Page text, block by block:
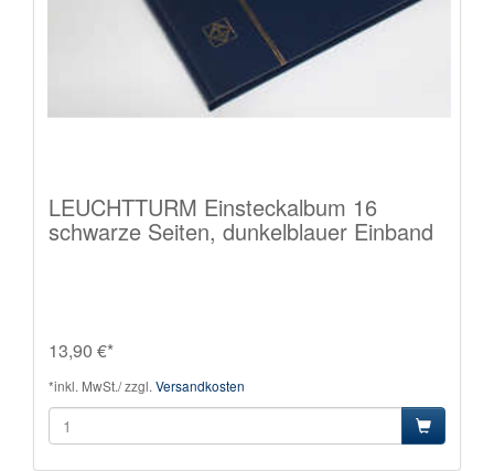
LEUCHTTURM Einsteckalbum 16
schwarze Seiten, dunkelblauer Einband
13,90 €*
*inkl. MwSt./ zzgl. Versandkosten